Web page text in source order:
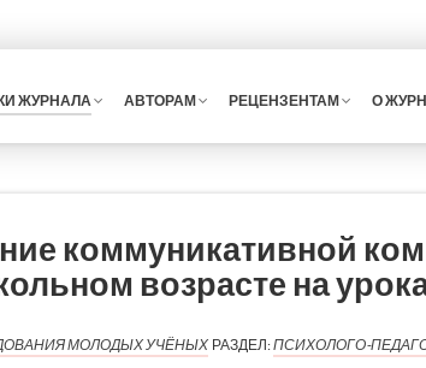
ЖУРНАЛА АВТОРАМ РЕЦЕНЗЕНТАМ О
коммуникативной
возрасте на
МОЛОДЫХ УЧЁНЫХ РАЗДЕЛ:ПСИХОЛОГО-